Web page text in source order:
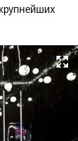
Развернуть